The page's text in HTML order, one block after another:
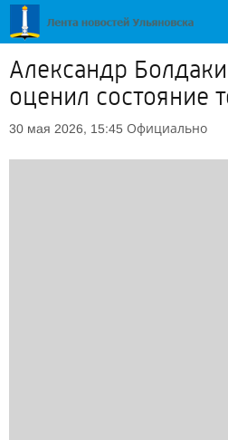
Александр
оценил состояние
30 мая 2026, 15:45 Официально